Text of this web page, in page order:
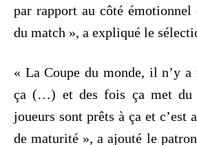
par rapport au côté émotionnel
du match », a expliqué le
« La Coupe du monde, il n’y a
ça (…) et des fois ça met du
joueurs sont prêts à ça et c’est
de maturité », a ajouté le